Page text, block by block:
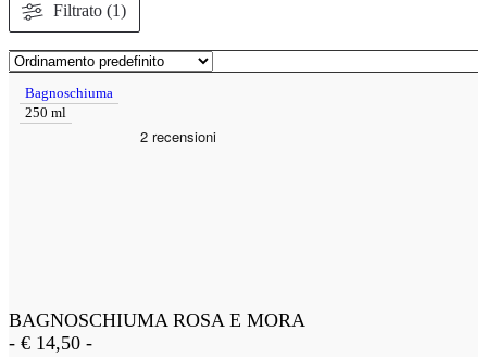
Filtrato (1)
Bagnoschiuma
250 ml
BAGNOSCHIUMA ROSA E MORA
- € 14,50 -